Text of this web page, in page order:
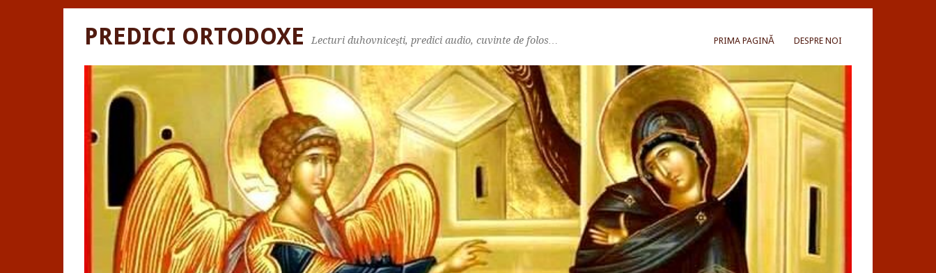
PRIMA PAGINĂ DESPRE NOI
PREDICI ORTODOXE Lecturi duhovniceşti, predici audio, cuvinte de folos…